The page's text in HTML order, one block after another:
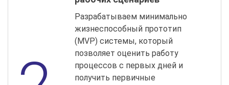
Разрабатываем минимально
жизнеспособный прототип
(MVP) системы, который
позволяет оценить работу
процессов с первых дней и
получить первичные